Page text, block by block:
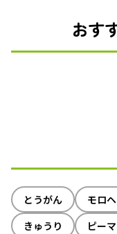
おす
とうがん モロ
きゅうり
ピー